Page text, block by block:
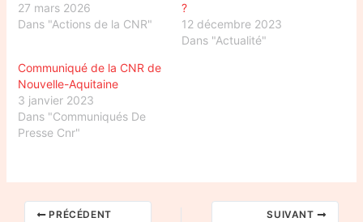
27 mars 2026
Dans "Actions de la CNR"
?
12 décembre 2023
Dans "Actualité"
Communiqué de la CNR de
Nouvelle-Aquitaine
3 janvier 2023
Dans "Communiqués De
Presse Cnr"
PRÉCÉDENT SUIVANT